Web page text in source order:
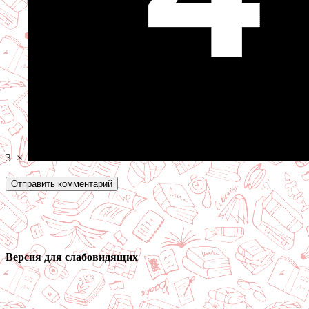
3 ×
Версия для слабовидящих